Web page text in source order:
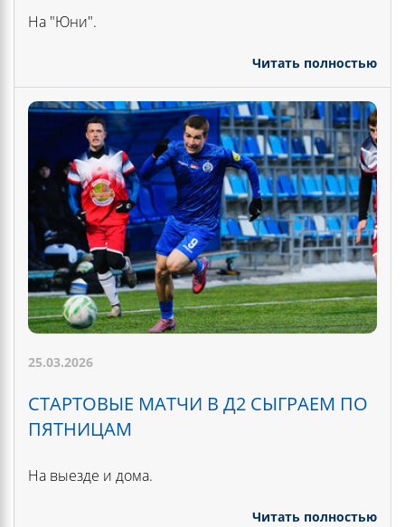
На "Юни".
Читать полностью
25.03.2026
СТАРТОВЫЕ МАТЧИ В Д2 СЫГРАЕМ ПО
ПЯТНИЦАМ
На выезде и дома.
Читать полностью